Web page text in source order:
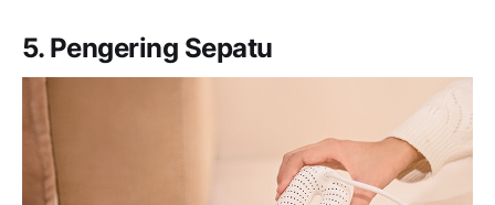
5. Pengering Sepatu